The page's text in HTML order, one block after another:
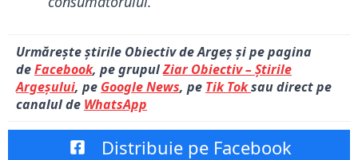
Urmărește știrile Obiectiv de Argeș și pe pagina
deFacebook, pe grupulZiar Obiectiv – Știrile
Argeșului, pe Google News, pe Tik Toksau direct pe
canalul de WhatsApp
Distribuie pe Facebook